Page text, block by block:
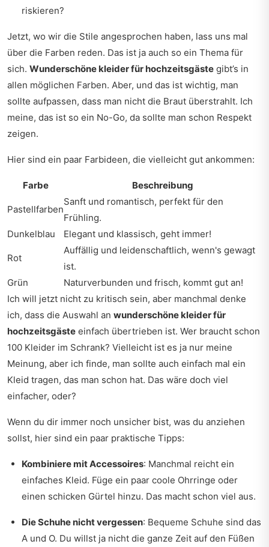
riskieren?
Jetzt, wo wir die Stile angesprochen haben, lass uns mal
über die Farben reden. Das ist ja auch so ein Thema für
sich. Wunderschöne kleider für hochzeitsgäste gibt’s in
allen möglichen Farben. Aber, und das ist wichtig, man
sollte aufpassen, dass man nicht die Braut überstrahlt. Ich
meine, das ist so ein No-Go, da sollte man schon Respekt
zeigen.
Hier sind ein paar Farbideen, die vielleicht gut ankommen:
Farbe Beschreibung
Pastellfarben
Sanft und romantisch, perfekt für den
Frühling.
Dunkelblau
Elegant und klassisch, geht immer!
Rot
Auffällig und leidenschaftlich, wenn's gewagt
ist.
Grün
Naturverbunden und frisch, kommt gut an!
Ich will jetzt nicht zu kritisch sein, aber manchmal denke
ich, dass die Auswahl an wunderschöne kleider für
hochzeitsgäste einfach übertrieben ist. Wer braucht schon
100 Kleider im Schrank? Vielleicht ist es ja nur meine
Meinung, aber ich finde, man sollte auch einfach mal ein
Kleid tragen, das man schon hat. Das wäre doch viel
einfacher, oder?
Wenn du dir immer noch unsicher bist, was du anziehen
sollst, hier sind ein paar praktische Tipps:
Kombiniere mit Accessoires: Manchmal reicht ein
einfaches Kleid. Füge ein paar coole Ohrringe oder
einen schicken Gürtel hinzu. Das macht schon viel aus.
Die Schuhe nicht vergessen: Bequeme Schuhe sind das
A und O. Du willst ja nicht die ganze Zeit auf den Füßen